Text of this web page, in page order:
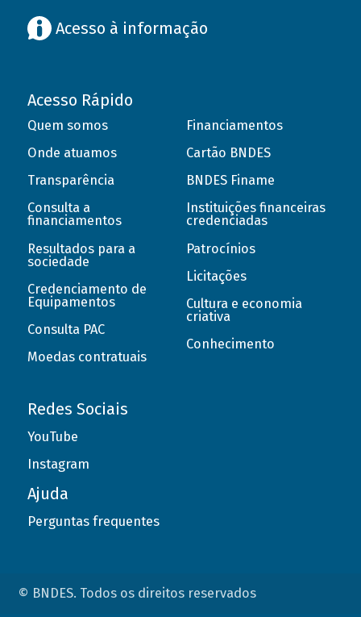
Acesso à informação
Acesso Rápido
Quem somos
Onde atuamos
Transparência
Consulta a
financiamentos
Resultados para a
sociedade
Credenciamento de
Equipamentos
Consulta PAC
Moedas contratuais
Financiamentos
Cartão BNDES
BNDES Finame
Instituições financeiras
credenciadas
Patrocínios
Licitações
Cultura e economia
criativa
Conhecimento
Redes Sociais
YouTube
Instagram
Ajuda
Perguntas frequentes
© BNDES. Todos os direitos reservados